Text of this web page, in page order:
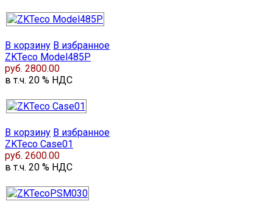
В корзину В избранное
ZKTeco Model485P
руб. 2800.00
в т.ч. 20 % НДС
В корзину В избранное
ZKTeco Case01
руб. 2600.00
в т.ч. 20 % НДС